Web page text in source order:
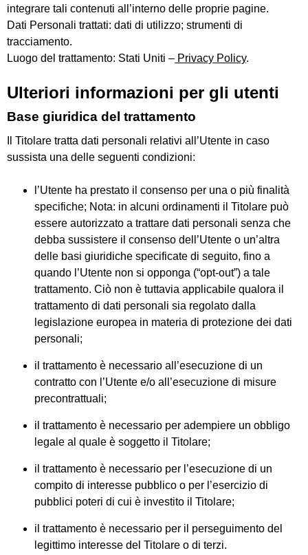
integrare tali contenuti all’interno delle proprie pagine.
Dati Personali trattati: dati di utilizzo; strumenti di
tracciamento.
Luogo del trattamento: Stati Uniti – Privacy Policy.
Ulteriori informazioni per gli utenti
Base giuridica del trattamento
Il Titolare tratta dati personali relativi all’Utente in caso
sussista una delle seguenti condizioni:
l’Utente ha prestato il consenso per una o più finalità
specifiche; Nota: in alcuni ordinamenti il Titolare può
essere autorizzato a trattare dati personali senza che
debba sussistere il consenso dell’Utente o un’altra
delle basi giuridiche specificate di seguito, fino a
quando l’Utente non si opponga (“opt-out”) a tale
trattamento. Ciò non è tuttavia applicabile qualora il
trattamento di dati personali sia regolato dalla
legislazione europea in materia di protezione dei dati
personali;
il trattamento è necessario all’esecuzione di un
contratto con l’Utente e/o all’esecuzione di misure
precontrattuali;
il trattamento è necessario per adempiere un obbligo
legale al quale è soggetto il Titolare;
il trattamento è necessario per l’esecuzione di un
compito di interesse pubblico o per l’esercizio di
pubblici poteri di cui è investito il Titolare;
il trattamento è necessario per il perseguimento del
legittimo interesse del Titolare o di terzi.